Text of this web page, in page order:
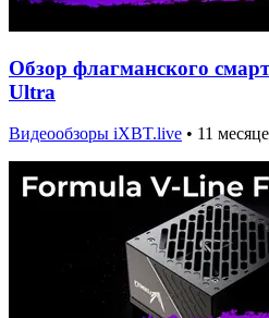
Обзор флагманского
Ultra
Видеообзоры iXBT.live • 11